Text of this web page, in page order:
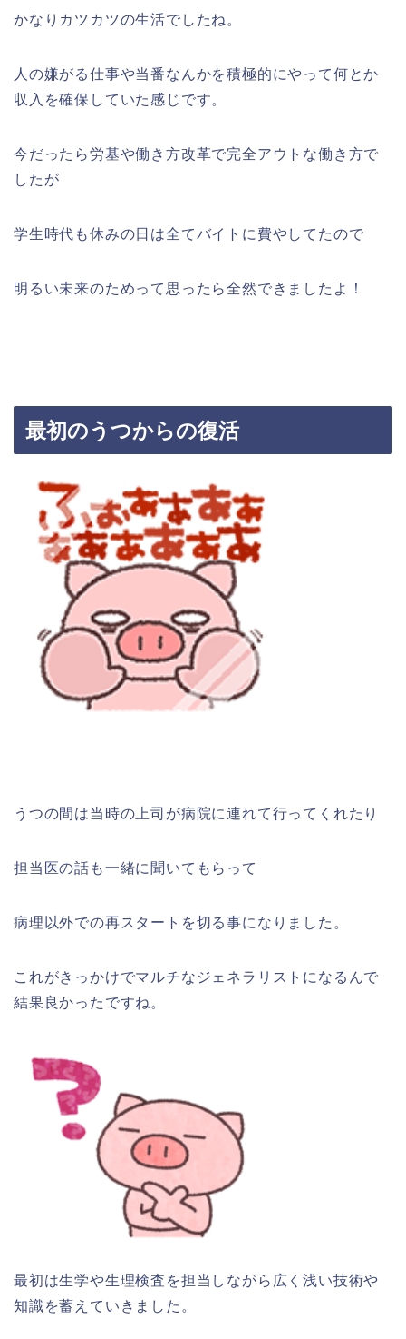
かなりカツカツの生活でしたね。
人の嫌がる仕事や当番なんかを積極的にやって何とか
収入を確保していた感じです。
今だったら労基や働き方改革で完全アウトな働き方で
したが
学生時代も休みの日は全てバイトに費やしてたので
明るい未来のためって思ったら全然できましたよ！
最初のうつからの復活
うつの間は当時の上司が病院に連れて行ってくれたり
担当医の話も一緒に聞いてもらって
病理以外での再スタートを切る事になりました。
これがきっかけでマルチなジェネラリストになるんで
結果良かったですね。
最初は生学や生理検査を担当しながら広く浅い技術や
知識を蓄えていきました。